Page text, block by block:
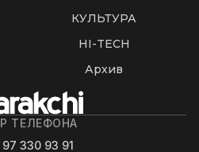
КУЛЬТУРА
HI-TECH
Архив
ТЕЛЕФОНА
330 93 91